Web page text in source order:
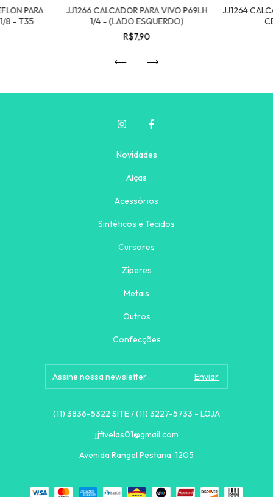
PARA
8 - T35
JJ1266 CALCADOR PARA VIVO P69LH
1/4 - (LADO ESQUERDO)
R$7,90
JJ1264
Novidades
Alças
Acessórios
Sintéticos e Tecidos
Cursores
Zíperes
Metais
Outros
Confecções
(11) 3836-5322 SITE / (11) 3227-5733 - LOJA
jjfivelas01@gmail.com
Avenida Rangel Pestana, 1205